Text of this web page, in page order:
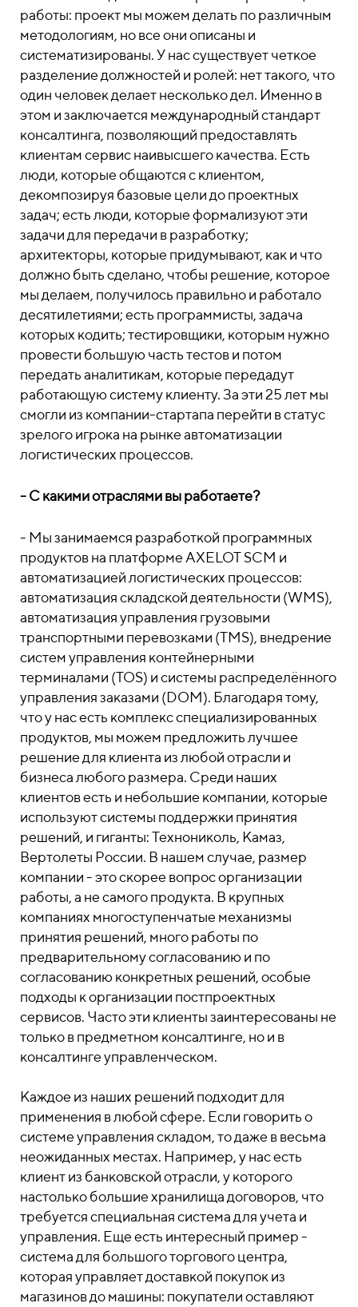
работы: проект мы можем делать по различным
методологиям, но все они описаны и
систематизированы. У нас существует четкое
разделение должностей и ролей: нет такого, что
один человек делает несколько дел. Именно в
этом и заключается международный стандарт
консалтинга, позволяющий предоставлять
клиентам сервис наивысшего качества. Есть
люди, которые общаются с клиентом,
декомпозируя базовые цели до проектных
задач; есть люди, которые формализуют эти
задачи для передачи в разработку;
архитекторы, которые придумывают, как и что
должно быть сделано, чтобы решение, которое
мы делаем, получилось правильно и работало
десятилетиями; есть программисты, задача
которых кодить; тестировщики, которым нужно
провести большую часть тестов и потом
передать аналитикам, которые передадут
работающую систему клиенту. За эти 25 лет мы
смогли из компании-стартапа перейти в статус
зрелого игрока на рынке автоматизации
логистических процессов.
- С какими отраслями вы работаете?
- Мы занимаемся разработкой программных
продуктов на платформе AXELOT SCM и
автоматизацией логистических процессов:
автоматизация складской деятельности (WMS),
автоматизация управления грузовыми
транспортными перевозками (TMS), внедрение
систем управления контейнерными
терминалами (TOS) и системы распределённого
управления заказами (DOM). Благодаря тому,
что у нас есть комплекс специализированных
продуктов, мы можем предложить лучшее
решение для клиента из любой отрасли и
бизнеса любого размера. Среди наших
клиентов есть и небольшие компании, которые
используют системы поддержки принятия
решений, и гиганты: Технониколь, Камаз,
Вертолеты России. В нашем случае, размер
компании - это скорее вопрос организации
работы, а не самого продукта. В крупных
компаниях многоступенчатые механизмы
принятия решений, много работы по
предварительному согласованию и по
согласованию конкретных решений, особые
подходы к организации постпроектных
сервисов. Часто эти клиенты заинтересованы не
только в предметном консалтинге, но и в
консалтинге управленческом.
Каждое из наших решений подходит для
применения в любой сфере. Если говорить о
системе управления складом, то даже в весьма
неожиданных местах. Например, у нас есть
клиент из банковской отрасли, у которого
настолько большие хранилища договоров, что
требуется специальная система для учета и
управления. Еще есть интересный пример -
система для большого торгового центра,
которая управляет доставкой покупок из
магазинов до машины: покупатели оставляют